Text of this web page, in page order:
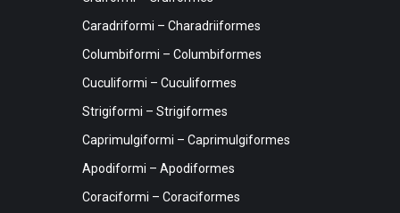
Caradriformi – Charadriiformes
Columbiformi – Columbiformes
Cuculiformi – Cuculiformes
Strigiformi – Strigiformes
Caprimulgiformi – Caprimulgiformes
Apodiformi – Apodiformes
Coraciformi – Coraciformes